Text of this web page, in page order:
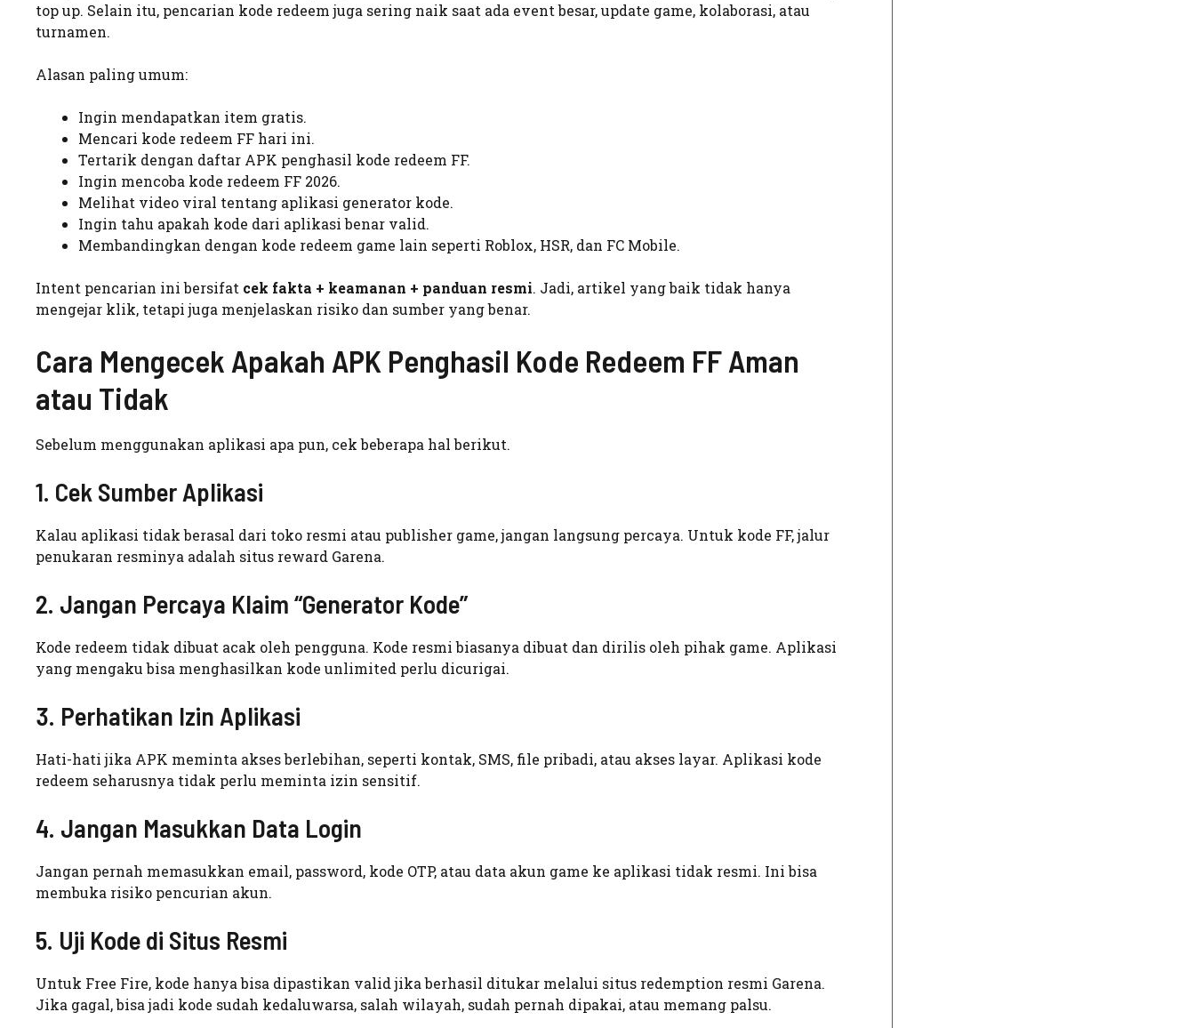
top up. Selain itu, pencarian kode redeem juga sering naik saat ada event besar, update game, kolaborasi, atau
turnamen.
Alasan paling umum:
Ingin mendapatkan item gratis.
Mencari kode redeem FF hari ini.
Tertarik dengan daftar APK penghasil kode redeem FF.
Ingin mencoba kode redeem FF 2026.
Melihat video viral tentang aplikasi generator kode.
Ingin tahu apakah kode dari aplikasi benar valid.
Membandingkan dengan kode redeem game lain seperti Roblox, HSR, dan FC Mobile.
Intent pencarian ini bersifat cek fakta + keamanan + panduan resmi. Jadi, artikel yang baik tidak hanya
mengejar klik, tetapi juga menjelaskan risiko dan sumber yang benar.
Cara Mengecek Apakah APK Penghasil Kode Redeem FF Aman
atau Tidak
Sebelum menggunakan aplikasi apa pun, cek beberapa hal berikut.
1. Cek Sumber Aplikasi
Kalau aplikasi tidak berasal dari toko resmi atau publisher game, jangan langsung percaya. Untuk kode FF, jalur
penukaran resminya adalah situs reward Garena.
2. Jangan Percaya Klaim “Generator Kode”
Kode redeem tidak dibuat acak oleh pengguna. Kode resmi biasanya dibuat dan dirilis oleh pihak game. Aplikasi
yang mengaku bisa menghasilkan kode unlimited perlu dicurigai.
3. Perhatikan Izin Aplikasi
Hati-hati jika APK meminta akses berlebihan, seperti kontak, SMS, file pribadi, atau akses layar. Aplikasi kode
redeem seharusnya tidak perlu meminta izin sensitif.
4. Jangan Masukkan Data Login
Jangan pernah memasukkan email, password, kode OTP, atau data akun game ke aplikasi tidak resmi. Ini bisa
membuka risiko pencurian akun.
5. Uji Kode di Situs Resmi
Untuk Free Fire, kode hanya bisa dipastikan valid jika berhasil ditukar melalui situs redemption resmi Garena.
Jika gagal, bisa jadi kode sudah kedaluwarsa, salah wilayah, sudah pernah dipakai, atau memang palsu.